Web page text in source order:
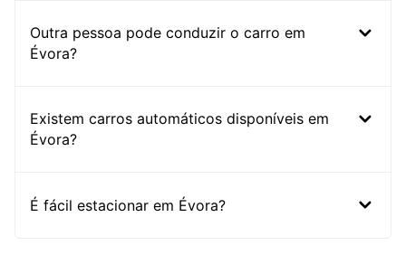
Outra pessoa pode conduzir o carro em
Évora?
Existem carros automáticos disponíveis em
Évora?
É fácil estacionar em Évora?